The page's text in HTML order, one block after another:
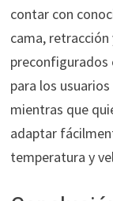
contar con
cama,
preconfigurados
para los
mientras que
adaptar
temperatura y